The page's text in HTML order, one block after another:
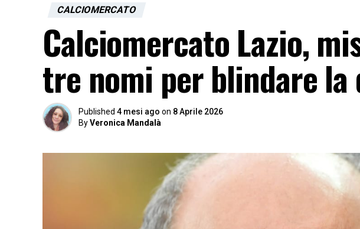
CALCIOMERCATO
Calciomercato Lazio,
tre nomi per blindare
Published 4 mesi ago on 8 Aprile 2026
ByVeronica Mandalà